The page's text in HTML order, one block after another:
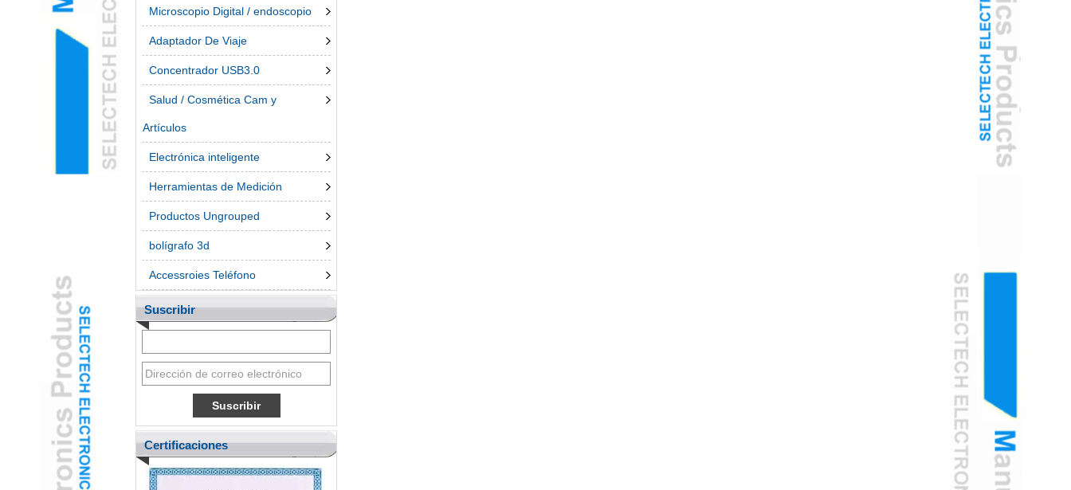
Microscopio Digital / endoscopio
Adaptador De Viaje
Concentrador USB3.0
Salud / Cosmética Cam y
Artículos
Electrónica inteligente
Herramientas de Medición
Productos Ungrouped
bolígrafo 3d
Accessroies Teléfono
Suscribir
Certificaciones